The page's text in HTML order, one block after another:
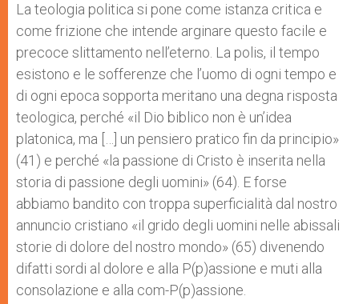
La teologia politica si pone come istanza critica e
come frizione che intende arginare questo facile e
precoce slittamento nell’eterno. La polis, il tempo
esistono e le sofferenze che l’uomo di ogni tempo e
di ogni epoca sopporta meritano una degna risposta
teologica, perché «il Dio biblico non è un’idea
platonica, ma […] un pensiero pratico fin da principio»
(41) e perché «la passione di Cristo è inserita nella
storia di passione degli uomini» (64). E forse
abbiamo bandito con troppa superficialità dal nostro
annuncio cristiano «il grido degli uomini nelle abissali
storie di dolore del nostro mondo» (65) divenendo
difatti sordi al dolore e alla P(p)assione e muti alla
consolazione e alla com-P(p)assione.